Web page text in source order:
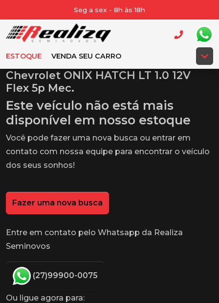
Seg a sex - 8h às 18h
ESTOQUE VENDA SEU CARRO
Chevrolet ONIX HATCH LT 1.0 12V
Flex 5p Mec.
Este veículo não está mais
disponível em nosso estoque
Você pode fazer uma nova busca ou entrar em
contato com nossa equipe para encontrar o veículo
dos seus sonhos!
Fazer uma nova busca
Entre em contato pelo Whatsapp da Realiza
Seminovos
(27)99900-0075
Ou ligue agora para: